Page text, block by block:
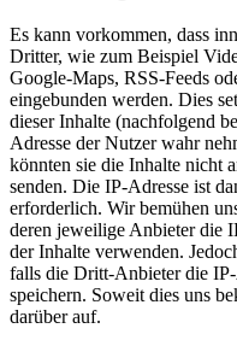
Es kann vorkommen, dass
Dritter, wie zum Beispiel
Google-Maps, RSS-Feeds
eingebunden werden. Dies
dieser Inhalte (nachfolgend
Adresse der Nutzer wahr
könnten sie die Inhalte nicht
senden. Die IP-Adresse ist
erforderlich. Wir bemühen
deren jeweilige Anbieter die
der Inhalte verwenden.
falls die Dritt-Anbieter die
speichern. Soweit dies uns
darüber auf.